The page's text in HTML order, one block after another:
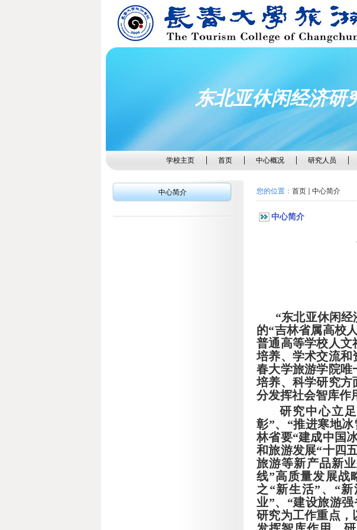
东北亚休闲经济研
学校主页 首页 中心概况 研究人员
中心简介 您的位置： 首页 中心简介
中心简介
“东北亚休闲经
的“吉林省属高校
普通高等学校人文
培养、学术交流和
春大学旅游学院唯
培养、科学研究方
分发挥社会智库作
研究中心立
彰”、“推进寒地
林省要“建成中国
和旅游发展“十四
旅游等新产品新
线”高质量发展战
之“新生活”、“
业”、“建设旅游
研究为工作重点，